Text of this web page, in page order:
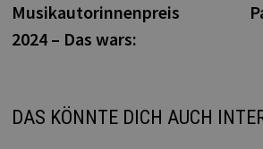
Musikautorinnenpreis
2024 – Das wars:
DAS KÖNNTE DICH AUCH